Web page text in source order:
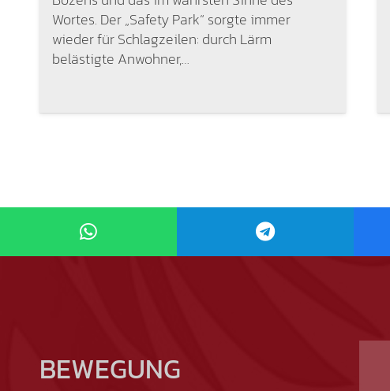
Wortes. Der „Safety Park“ sorgte immer
wieder für Schlagzeilen: durch Lärm
belästigte Anwohner,…
BEWEGUNG